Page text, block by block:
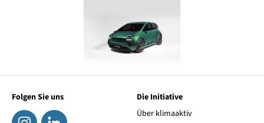
Folgen Sie uns
Die Initiative
Über klimaaktiv